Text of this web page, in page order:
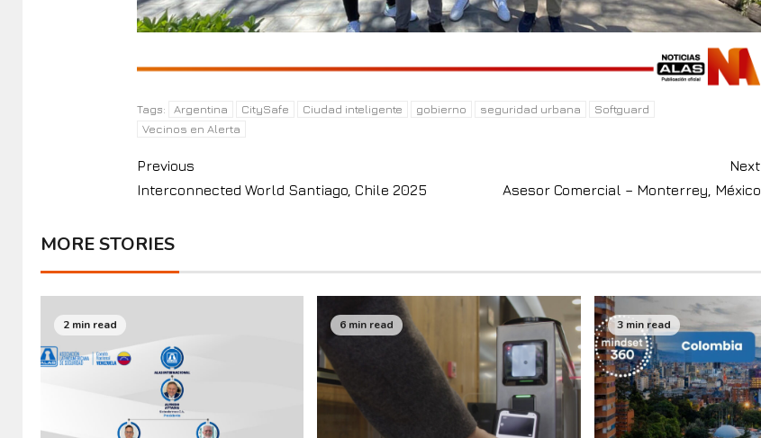
Tags: Argentina CitySafe Ciudad inteligente gobierno seguridad urbana
Softguard
Vecinos en Alerta
Previous
Interconnected World Santiago, Chile 2025
Next
Asesor Comercial – Monterrey, México
MORE STORIES
2 min read 6 min read 3 min read